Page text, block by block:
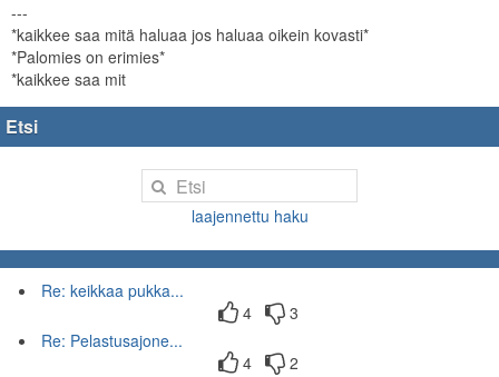
---
*kaikkee saa mitä haluaa jos haluaa oikein kovasti*
*Palomies on erimies*
*kaikkee saa mit
Etsi
laajennettu haku
Re: keikkaa pukka...
4
3
Re: Pelastusajone...
4
2